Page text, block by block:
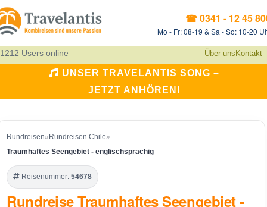
☎ 0341 - 12 45
Mo - Fr: 08-19 & Sa - So: 10-20
1212 Users online Über uns Kontakt
UNSER TRAVELANTIS SONG –
JETZT ANHÖREN!
Rundreisen» Rundreisen Chile»
Traumhaftes Seengebiet - englischsprachig
Reisenummer: 54678
Rundreise Traumhaftes Seengebiet -